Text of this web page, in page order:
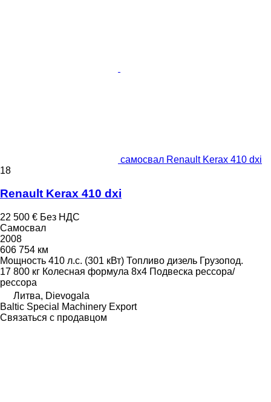
самосвал Renault Kerax 410 dxi
18
Renault Kerax 410 dxi
22 500 € Без НДС
Самосвал
2008
606 754 км
Мощность 410 л.с. (301 кВт) Топливо дизель Грузопод.
17 800 кг Колесная формула 8x4 Подвеска рессора/
рессора
Литва, Dievogala
Baltic Special Machinery Export
Связаться с продавцом